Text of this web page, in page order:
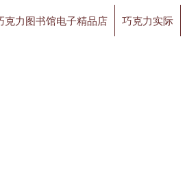
克力图书馆电子精品店 巧克力实际